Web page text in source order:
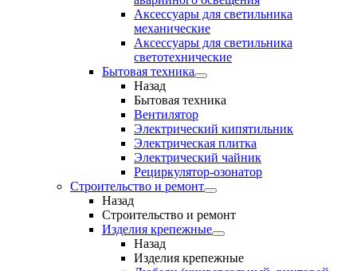
Аксессуары для светильника
механические
Аксессуары для светильника
светотехнические
Бытовая техника
Назад
Бытовая техника
Вентилятор
Электрический кипятильник
Электрическая плитка
Электрический чайник
Рециркулятор-озонатор
Строительство и ремонт
Назад
Строительство и ремонт
Изделия крепежные
Назад
Изделия крепежные